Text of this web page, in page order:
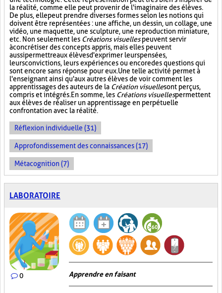
la réalité, comme elle peut provenir de l'imaginaire des élèves.
De plus, elle peut prendre diverses formes selon les notions qui
doivent être représentées : une affiche, un dessin, un collage, une
vidéo, une maquette, une sculpture, une reproduction miniature,
etc. Non seulement les Créations visuellespeuvent servir
à concrétiser des concepts appris, mais elles peuvent
aussi permettre aux élèves d'exprimer leurs pensées,
leurs convictions, leurs expériences ou encore des questions qui
sont encore sans réponse pour eux. Une telle activité permet à
l'enseignant ainsi qu'aux autres élèves de voir comment les
apprentissages des auteurs de la Création visuellesont perçus,
compris et intégrés. En somme, les Créations visuellespermettent
aux élèves de réaliser un apprentissage en perpétuelle
confrontation avec la réalité.
Réflexion individuelle (31)
Approfondissement des connaissances (17)
Métacognition (7)
LABORATOIRE
0 Apprendre en faisant